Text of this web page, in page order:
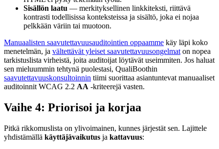
Sisällön laatu — merkityksellinen linkkiteksti, riittävä
kontrasti todellisissa konteksteissa ja sisältö, joka ei nojaa
pelkkään väriin tai muotoon.
Manuaalisten saavutettavuusauditointien oppaamme käy läpi koko
menetelmän, ja vältettävät yleiset saavutettavuusongelmat on nopea
tarkistuslista virheistä, joita auditoijat löytävät useimmiten. Jos haluat
sen mieluummin tehtynä puolestasi, QualiBoothin
saavutettavuuskonsultoinnin tiimi suorittaa asiantuntevat manuaaliset
auditoinnit WCAG 2.2 AA -kriteerejä vasten.
Vaihe 4: Priorisoi ja korjaa
Pitkä rikkomuslista on ylivoimainen, kunnes järjestät sen. Lajittele
yhdistämällä käyttäjävaikutus ja kattavuus: